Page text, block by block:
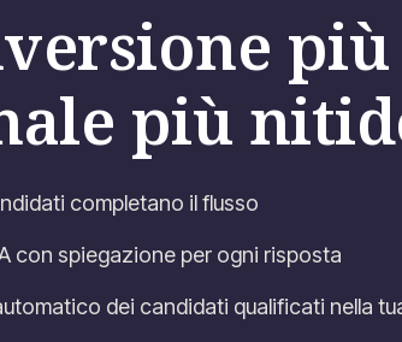
più
completano il flusso
con spiegazione per ogni risposta
dei candidati qualificati nella